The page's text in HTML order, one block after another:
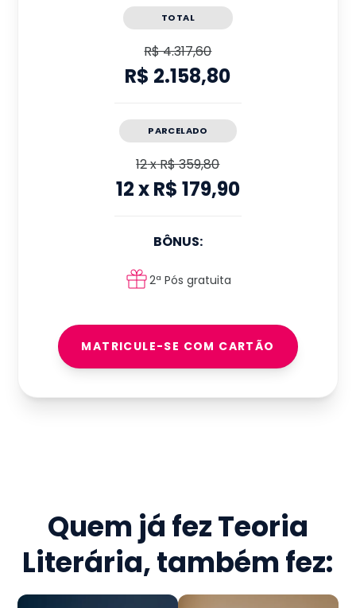
TOTAL
R$ 4.317,60
R$ 2.158,80
PARCELADO
12xR$ 359,80
12xR$ 179,90
BÔNUS:
2ª Pós gratuita
MATRICULE-SE COM CARTÃO
Quem já fezTeoria
Literária, também fez: